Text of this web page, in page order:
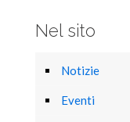
Nel sito
Notizie
Eventi